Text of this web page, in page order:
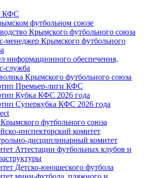
КФС
футбольном союзе
Крымского футбольного союза
менеджер Крымского футбольного
информационного обеспечения,
служба
Крымского футбольного союза
Премьер-лиги КФС
Кубка КФС 2026 года
Суперкубка КФС 2026 года
футбольного союза
инспекторский комитет
дисциплинарный комитет
Аттестации футбольных клубов и
Детско-юношеского футбола
мини-футбола, пляжного и